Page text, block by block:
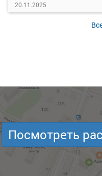
20.11.2025
Посмотреть